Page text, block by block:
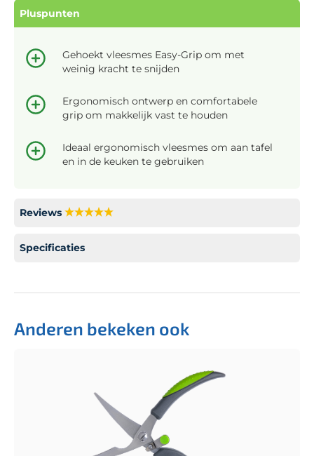
Pluspunten
Gehoekt vleesmes Easy-Grip om met
weinig kracht te snijden
Ergonomisch ontwerp en comfortabele
grip om makkelijk vast te houden
Ideaal ergonomisch vleesmes om aan tafel
en in de keuken te gebruiken
Reviews
Specificaties
Anderen bekeken ook